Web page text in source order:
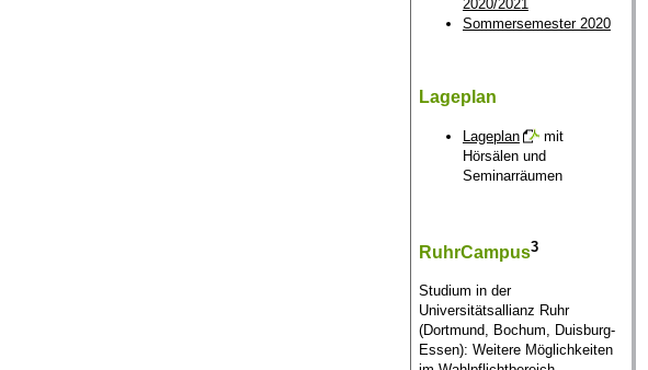
2020/2021
Sommersemester 2020
Lageplan
Lageplan
mit
Hörsälen und
Seminarräumen
RuhrCampus3
Studium in der
Universitätsallianz Ruhr
(Dortmund, Bochum, Duisburg-
Essen): Weitere Möglichkeiten